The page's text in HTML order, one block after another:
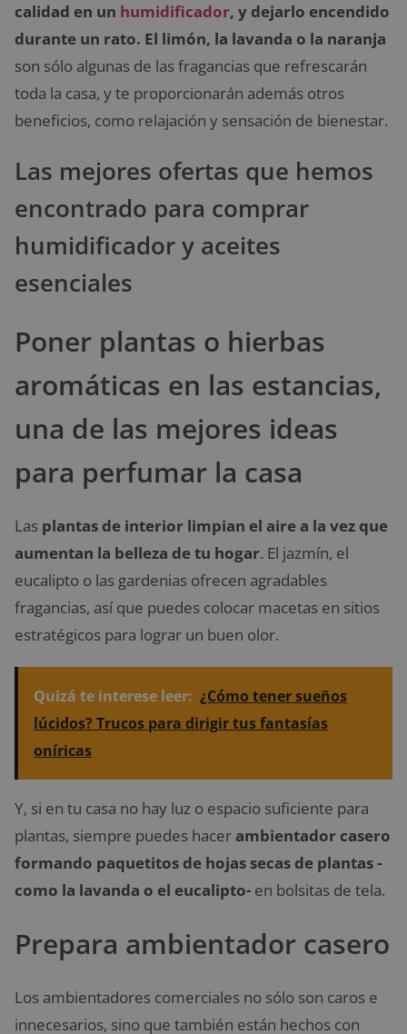
calidad en un humidificador, y dejarlo encendido
durante un rato. El limón, la lavanda o la naranja
son sólo algunas de las fragancias que refrescarán
toda la casa, y te proporcionarán además otros
beneficios, como relajación y sensación de bienestar.
Las mejores ofertas que hemos
encontrado para comprar
humidificador y aceites
esenciales
Poner plantas o hierbas
aromáticas en las estancias,
una de las mejores ideas
para perfumar la casa
Las plantas de interior limpian el aire a la vez que
aumentan la belleza de tu hogar. El jazmín, el
eucalipto o las gardenias ofrecen agradables
fragancias, así que puedes colocar macetas en sitios
estratégicos para lograr un buen olor.
Quizá te interese leer: ¿Cómo tener sueños
lúcidos? Trucos para dirigir tus fantasías
oníricas
Y, si en tu casa no hay luz o espacio suficiente para
plantas, siempre puedes hacer ambientador casero
formando paquetitos de hojas secas de plantas -
como la lavanda o el eucalipto- en bolsitas de tela.
Prepara ambientador casero
Los ambientadores comerciales no sólo son caros e
innecesarios, sino que también están hechos con